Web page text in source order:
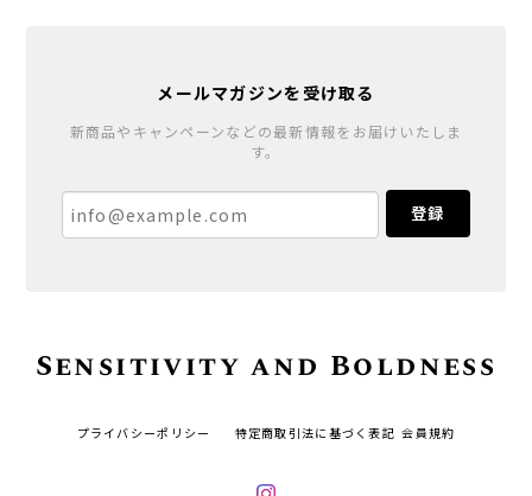
メールマガジンを受け取る
新商品やキャンペーンなどの最新情報をお届けいたしま
す。
登録
Sensitivity and Boldness
プライバシーポリシー 特定商取引法に基づく表記 会員規約